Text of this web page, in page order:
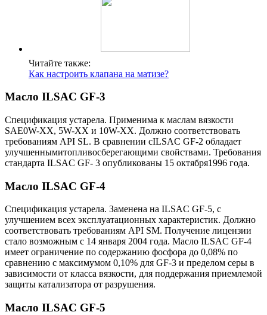
Читайте также:
Как настроить клапана на матизе?
Масло ILSAC GF-3
Спецификация устарела. Применима к маслам вязкости
SAE0W-XX, 5W-XX и 10W-XX. Должно соответствовать
требованиям API SL. В сравнении сILSAC GF-2 обладает
улучшеннымитопливосберегающими свойствами. Требования
стандарта ILSAC GF- 3 опубликованы 15 октября1996 года.
Масло ILSAC GF-4
Спецификация устарела. Заменена на ILSAC GF-5, с
улучшением всех эксплуатационных характеристик. Должно
соответствовать требованиям API SM. Получение лицензии
стало возможным с 14 января 2004 года. Масло ILSAC GF-4
имеет ограничение по содержанию фосфора до 0,08% по
сравнению с максимумом 0,10% для GF-3 и пределом серы в
зависимости от класса вязкости, для поддержания приемлемой
защиты катализатора от разрушения.
Масло ILSAC GF-5